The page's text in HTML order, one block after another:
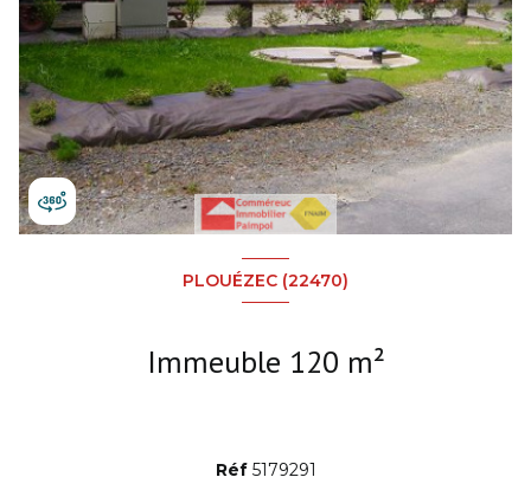
PLOUÉZEC (22470)
Immeuble 120 m²
Réf 5179291